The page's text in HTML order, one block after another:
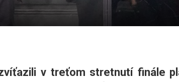
v treťom stretnutí finále